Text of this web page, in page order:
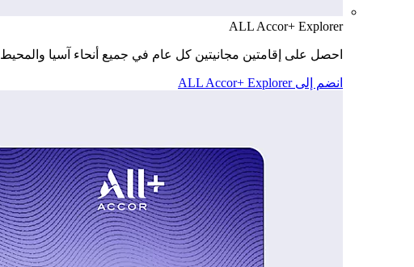
ALL Accor+ Explorer
احصل على إقامتين مجانيتين كل عام في جميع أنحاء آسيا والمحيط
انضم إلى ALL Accor+ Explorer